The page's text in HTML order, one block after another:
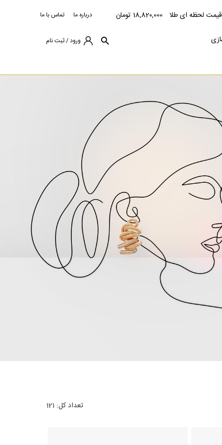
لحظه ای طلا 18,820,000 تومان درباره ما تماس با ما
ورود / ثبت نام
تعداد کل: 121